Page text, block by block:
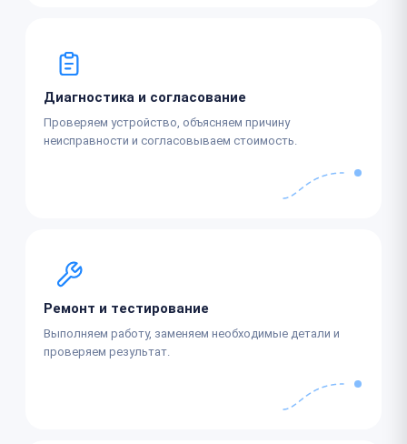
Диагностика и согласование
Проверяем устройство, объясняем причину
неисправности и согласовываем стоимость.
Ремонт и тестирование
Выполняем работу, заменяем необходимые детали и
проверяем результат.